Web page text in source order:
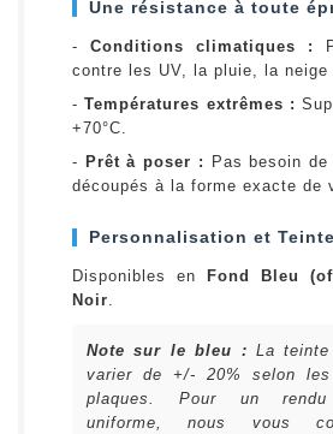
Une résistance à toute
- Conditions climatiques :
contre les UV, la pluie, la
-Températures extrêmes :
+70°C.
- Prêt à poser :
Pas besoin
découpés à la forme exacte de
Personnalisation et
Disponibles en Fond Bleu
Noir.
Note sur le bleu : La
varier de +/- 20% selon
plaques. Pour un rendu
uniforme, nous vous